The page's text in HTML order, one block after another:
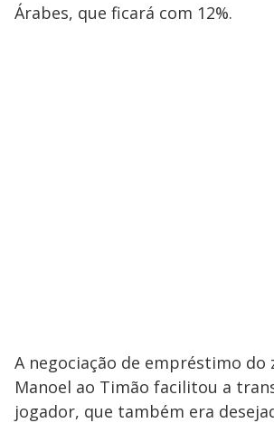
Árabes, que ficará com 12%.
A negociação de empréstimo do
Manoel ao Timão facilitou a
jogador, que também era